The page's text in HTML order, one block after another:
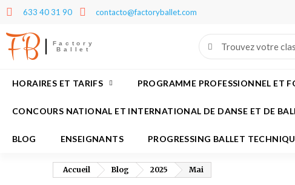
633 40 31 90 contacto@factoryballet.com
FB
Factory
Ballet
HORAIRES ET TARIFS PROGRAMME PROFESSIONNEL ET
CONCOURS NATIONAL ET INTERNATIONAL DE DANSE ET DE
BLOG ENSEIGNANTS PROGRESSING BALLET
Accueil Blog 2025 Mai
Mes